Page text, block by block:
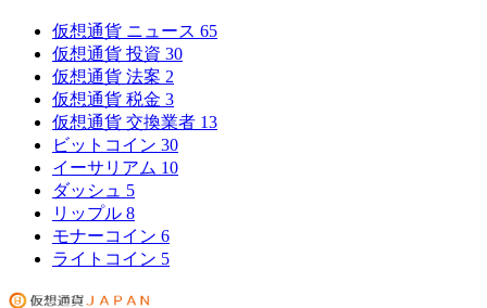
仮想通貨 ニュース 65
仮想通貨 投資 30
仮想通貨 法案 2
仮想通貨 税金 3
仮想通貨 交換業者 13
ビットコイン 30
イーサリアム 10
ダッシュ 5
リップル 8
モナーコイン 6
ライトコイン 5